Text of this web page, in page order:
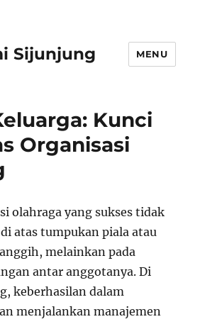
Sijunjung MENU
Kunci
Organisasi
olahraga yang sukses tidak
atas tumpukan piala atau
melainkan pada
antar anggotanya. Di
keberhasilan dalam
menjalankan manajemen